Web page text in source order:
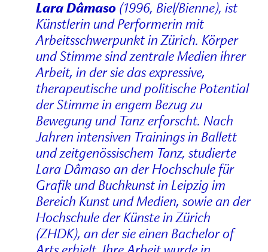
Lara Dâmaso (1996, Biel/Bienne), ist
Künstlerin und Performerin mit
Arbeitsschwerpunkt in Zürich. Körper
und Stimme sind zentrale Medien ihrer
Arbeit, in der sie das expressive,
therapeutische und politische Potential
der Stimme in engem Bezug zu
Bewegung und Tanz erforscht. Nach
Jahren intensiven Trainings in Ballett
und zeitgenössischem Tanz, studierte
Lara Dâmaso an der Hochschule für
Grafik und Buchkunst in Leipzig im
Bereich Kunst und Medien, sowie an der
Hochschule der Künste in Zürich
(ZHDK), an der sie einen Bachelor of